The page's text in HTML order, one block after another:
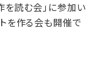
を読む会」に参加い
を作る会も開催で